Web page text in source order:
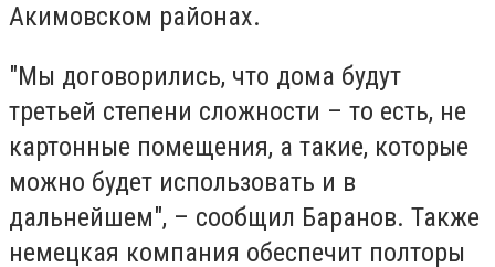
Акимовском районах.
"Мы договорились, что дома будут
третьей степени сложности – то есть, не
картонные помещения, а такие, которые
можно будет использовать и в
дальнейшем", – сообщил Баранов. Также
немецкая компания обеспечит полторы